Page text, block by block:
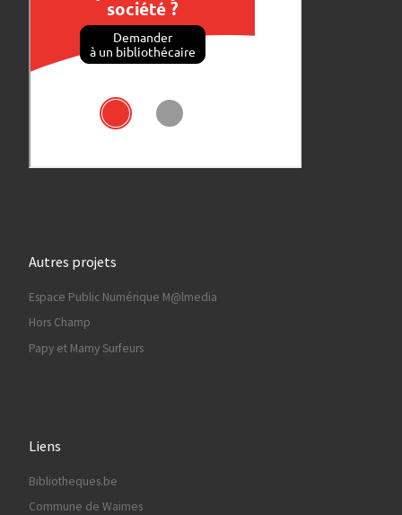
Autres projets
Espace Public Numérique M@lmedia
Hors Champ
Papy et Mamy Surfeurs
Liens
Bibliotheques.be
Commune de Waimes